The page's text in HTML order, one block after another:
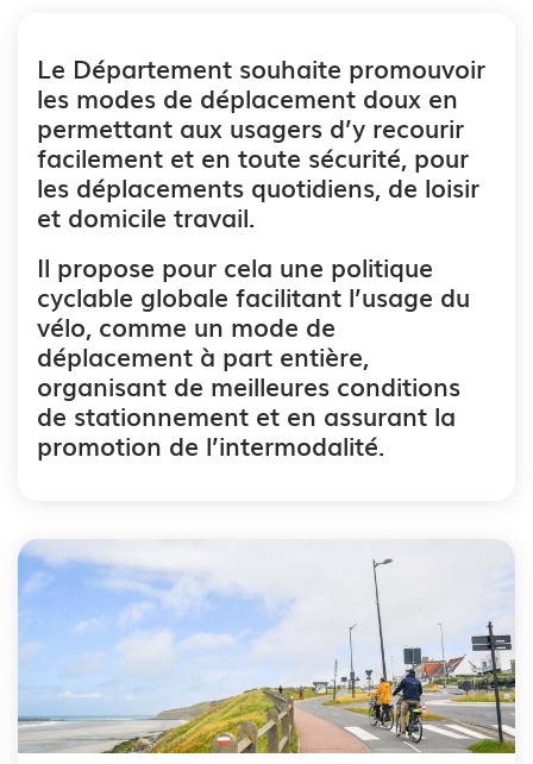
Le Département souhaite promouvoir
les modes de déplacement doux en
permettant aux usagers d’y recourir
facilement et en toute sécurité, pour
les déplacements quotidiens, de loisir
et domicile travail.
Il propose pour cela une politique
cyclable globale facilitant l’usage du
vélo, comme un mode de
déplacement à part entière,
organisant de meilleures conditions
de stationnement et en assurant la
promotion de l’intermodalité.